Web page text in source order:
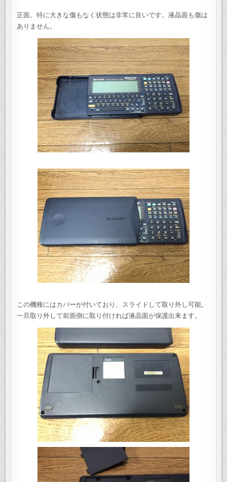
正面。特に大きな傷もなく状態は非常に良いです。液晶面も傷は
ありません。
この機種にはカバーが付いており、スライドして取り外し可能。
一旦取り外して前面側に取り付ければ液晶面が保護出来ます。